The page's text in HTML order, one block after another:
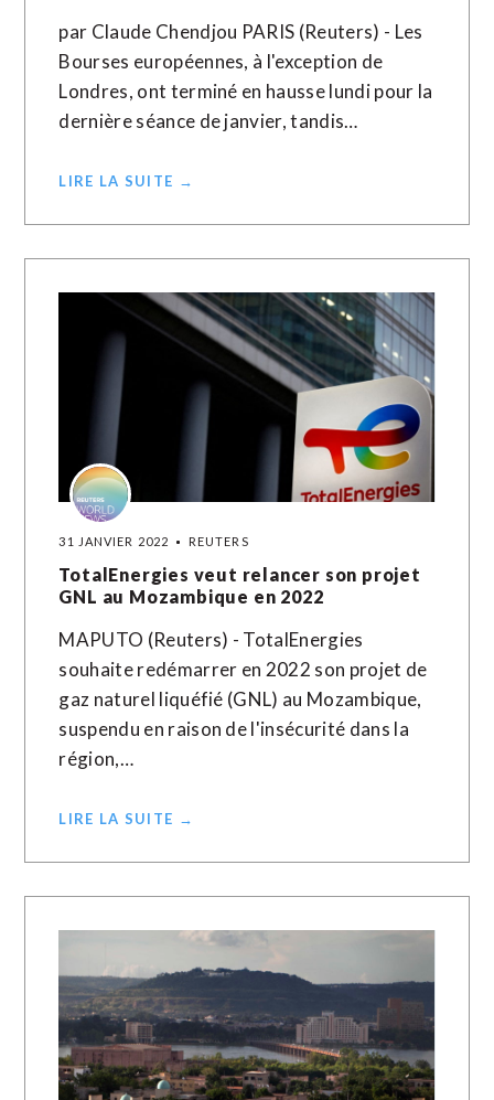
par Claude Chendjou PARIS (Reuters) - Les
Bourses européennes, à l'exception de
Londres, ont terminé en hausse lundi pour la
dernière séance de janvier, tandis…
LIRE LA SUITE →
31 JANVIER 2022 REUTERS
TotalEnergies veut relancer son projet
GNL au Mozambique en 2022
MAPUTO (Reuters) - TotalEnergies
souhaite redémarrer en 2022 son projet de
gaz naturel liquéfié (GNL) au Mozambique,
suspendu en raison de l'insécurité dans la
région,…
LIRE LA SUITE →